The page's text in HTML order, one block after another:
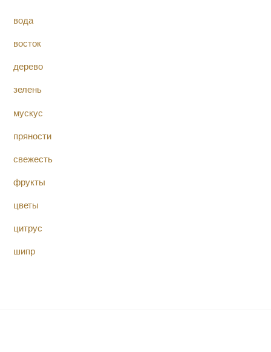
вода
восток
дерево
зелень
мускус
пряности
свежесть
фрукты
цветы
цитрус
шипр